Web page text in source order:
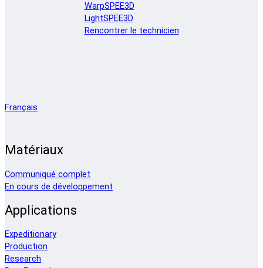
WarpSPEE3D
LightSPEE3D
Rencontrer le technicien
Français
Matériaux
Communiqué complet
En cours de développement
Applications
Expeditionary
Production
Research